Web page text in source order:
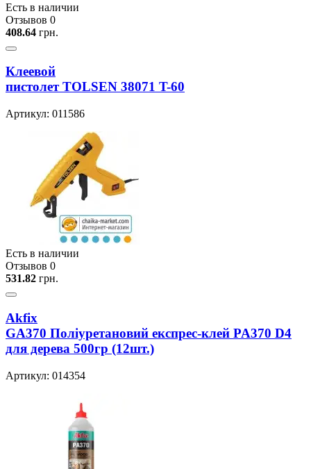
Есть в наличии
Отзывов 0
408.64 грн.
Клеевой
пистолет TOLSEN 38071 T-60
Артикул: 011586
Есть в наличии
Отзывов 0
531.82 грн.
Akfix
GA370 Полiуретановий експрес-клей PA370 D4
для дерева 500гр (12шт.)
Артикул: 014354